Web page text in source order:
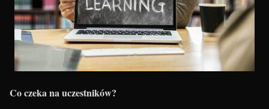
Co czeka na uczestników?